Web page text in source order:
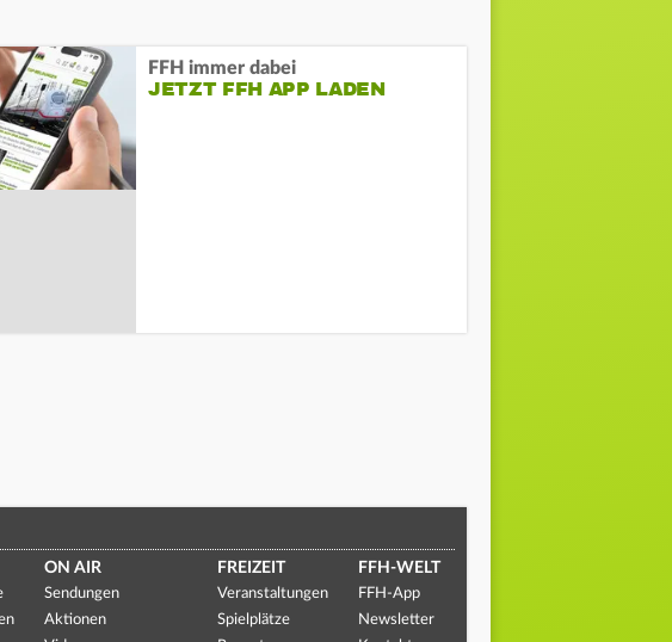
FFH immer dabei
JETZT FFH APP LADEN
ON AIR
Sendungen
Aktionen
FREIZEIT
Veranstaltungen
Spielplätze
FFH-WELT
FFH-App
Newsletter